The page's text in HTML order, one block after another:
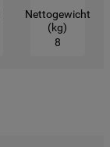
Nettogewicht
(kg)
8